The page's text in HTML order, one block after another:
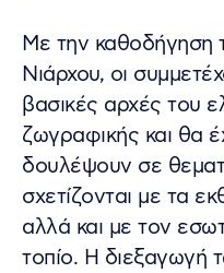
Με την καθοδήγηση
Νιάρχου, οι
βασικές αρχές του
ζωγραφικής και θα
δουλέψουν σε
σχετίζονται με τα
αλλά και με τον
τοπίο. Η διεξαγωγή